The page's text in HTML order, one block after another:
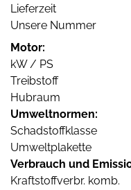
Lieferzeit
Unsere Nummer
Motor:
kW / PS
Treibstoff
Hubraum
Umweltnormen:
Schadstoffklasse
Umweltplakette
Verbrauch und
Kraftstoffverbr. komb.